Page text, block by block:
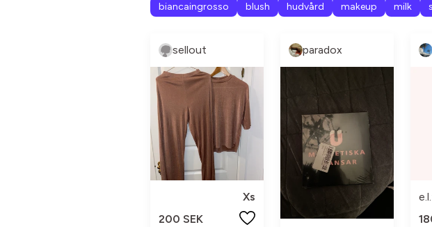
biancaingrosso blush hudvård makeup milk
sellout
Xs
200 SEK
paradox